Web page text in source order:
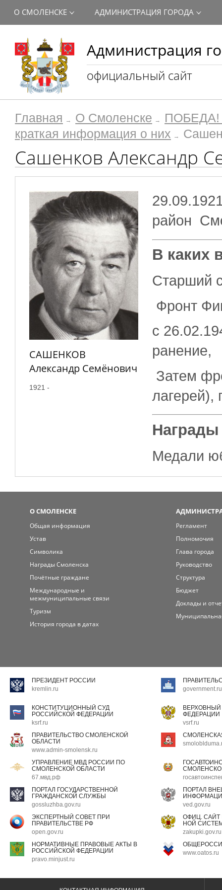
Администрация
официальный сайт
О СМОЛЕНСКЕ АДМИНИСТРАЦИЯ ГОРОДА
Главная О Смоленске
ПОБЕДА!
краткая информация о них
Сашенков Александр
САШЕНКОВ
Александр Семёнович
1921 -
район
В каких
Старший
Фронт
с
ранение,
Затем
лагерей),
Награды
Медали
О СМОЛЕНСКЕ
Общая информация
Устав
Символика
Награды Смоленска
Почётные граждане
Международные и
межмуниципальные связи
Туризм
История города в датах
Регламент
Полномочия
Глава города
Руководство
Структура
Бюджет
Доклады и
ПРЕЗИДЕНТ РОССИИ
kremlin.ru
government.ru
КОНСТИТУЦИОННЫЙ СУД
РОССИЙСКОЙ ФЕДЕРАЦИИ
ksrf.ru
ФЕДЕРАЦИИ
vsrf.ru
ПРАВИТЕЛЬСТВО СМОЛЕНСКОЙ
ОБЛАСТИ
www.admin-smolensk.ru
УПРАВЛЕНИЕ МВД РОССИИ ПО
СМОЛЕНСКОЙ ОБЛАСТИ
67.мвд.рф
ПОРТАЛ ГОСУДАРСТВЕННОЙ
ГРАЖДАНСКОЙ СЛУЖБЫ
gossluzhba.gov.ru
ПОРТАЛ
ved.gov.ru
ЭКСПЕРТНЫЙ СОВЕТ ПРИ
ПРАВИТЕЛЬСТВЕ РФ
open.gov.ru
ОФИЦ.
НОЙ
zakupki.gov.ru
НОРМАТИВНЫЕ ПРАВОВЫЕ АКТЫ В
РОССИЙСКОЙ ФЕДЕРАЦИИ
pravo.minjust.ru
www.oatos.ru